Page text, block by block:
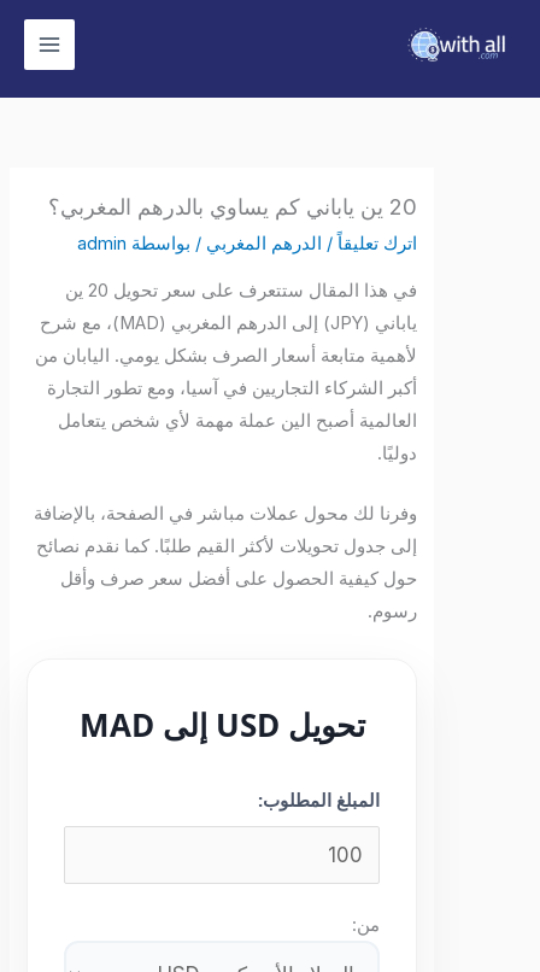
اترك تعليقاً /الدرهم المغربي/ بواسطة admin
في هذا المقال ستتعرف على سعر تحويل 20 ين
ياباني (JPY) إلى الدرهم المغربي (MAD)، مع شرح
لأهمية متابعة أسعار الصرف بشكل يومي. اليابان من
أكبر الشركاء التجاريين في آسيا، ومع تطور التجارة
العالمية أصبح الين عملة مهمة لأي شخص يتعامل
دوليًا.
وفرنا لك محول عملات مباشر في الصفحة، بالإضافة
إلى جدول تحويلات لأكثر القيم طلبًا. كما نقدم نصائح
حول كيفية الحصول على أفضل سعر صرف وأقل
رسوم.
تحويل USD إلى MAD
المبلغ المطلوب: